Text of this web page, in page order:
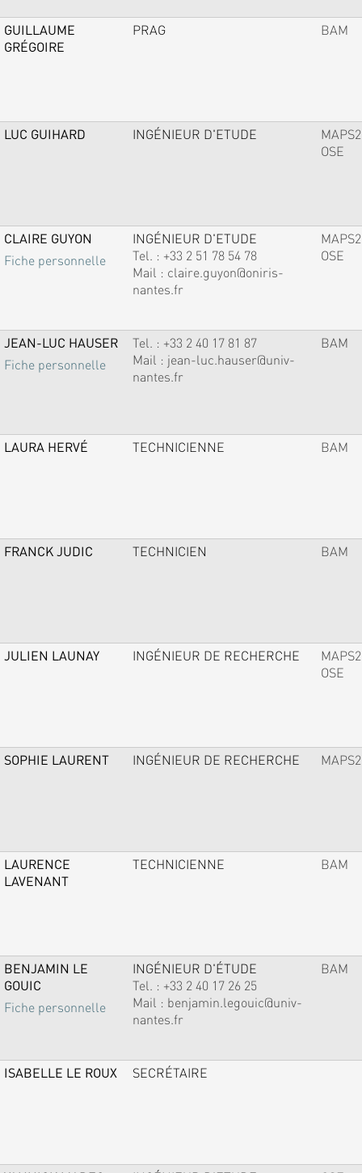
GUILLAUME
GRÉGOIRE
PRAG BAM
LUC GUIHARD INGÉNIEUR D'ETUDE
MAPS2
OSE
CLAIRE GUYON
Fiche personnelle
INGÉNIEUR D'ETUDE
Tel. : +33 2 51 78 54 78
Mail : claire.guyon@oniris-
nantes.fr
MAPS2
OSE
JEAN-LUC HAUSER
Fiche personnelle
Tel. : +33 2 40 17 81 87
Mail : jean-luc.hauser@univ-
nantes.fr
BAM
LAURA HERVÉ TECHNICIENNE BAM
FRANCK JUDIC TECHNICIEN BAM
JULIEN LAUNAY INGÉNIEUR DE RECHERCHE
MAPS2
OSE
SOPHIE LAURENT INGÉNIEUR DE RECHERCHE MAPS2
LAURENCE
LAVENANT
TECHNICIENNE BAM
BENJAMIN LE
GOUIC
Fiche personnelle
INGÉNIEUR D'ÉTUDE
Tel. : +33 2 40 17 26 25
Mail : benjamin.legouic@univ-
nantes.fr
BAM
ISABELLE LE ROUX SECRÉTAIRE